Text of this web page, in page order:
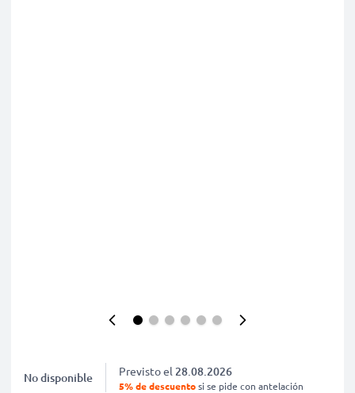
No disponible Previsto el 28.08.2026
5% de descuentosi se pide con antelación